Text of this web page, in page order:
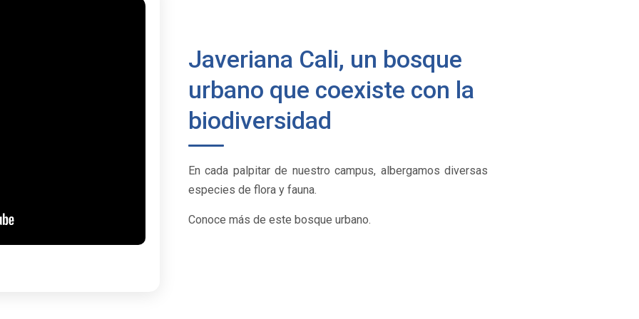
Javeriana Cali, un bosque
urbano que coexiste con la
biodiversidad
En cada palpitar de nuestro campus, albergamos diversas
especies de flora y fauna.
Conoce más de este bosque urbano.